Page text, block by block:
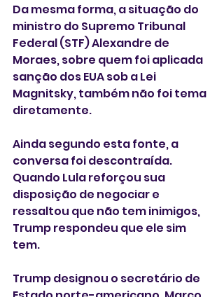
Da mesma forma, a situação do
ministro do Supremo Tribunal
Federal (STF) Alexandre de
Moraes, sobre quem foi aplicada
sanção dos EUA sob a Lei
Magnitsky, também não foi tema
diretamente.
Ainda segundo esta fonte, a
conversa foi descontraída.
Quando Lula reforçou sua
disposição de negociar e
ressaltou que não tem inimigos,
Trump respondeu que ele sim
tem.
Trump designou o secretário de